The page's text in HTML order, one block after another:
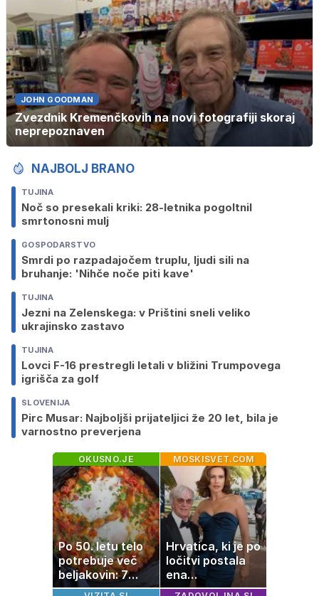
JOHN GOODMAN
Zvezdnik Kremenčkovih na novi fotografiji skoraj
neprepoznaven
NAJBOLJ BRANO
TUJINA
Noč so presekali kriki: 28-letnika pogoltnil
smrtonosni mulj
GOSPODARSTVO
Smrdi po razpadajočem truplu, ljudi sili na
bruhanje: 'Nihče noče piti kave'
TUJINA
Jezni na Zelenskega: v Prištini sneli veliko
ukrajinsko zastavo
TUJINA
Lovci F-16 prestregli letali v bližini Trumpovega
igrišča za golf
SLOVENIJA
Pirc Musar: Najboljši prijateljici že 20 let, bila je
varnostno preverjena
OKUSNO.JE
Po 50. letu telo
potrebuje več
beljakovin: 7
okusnih
MOSKISVET.COM
Hrvatica, ki je po
ločitvi postala
ena
najbogatejših